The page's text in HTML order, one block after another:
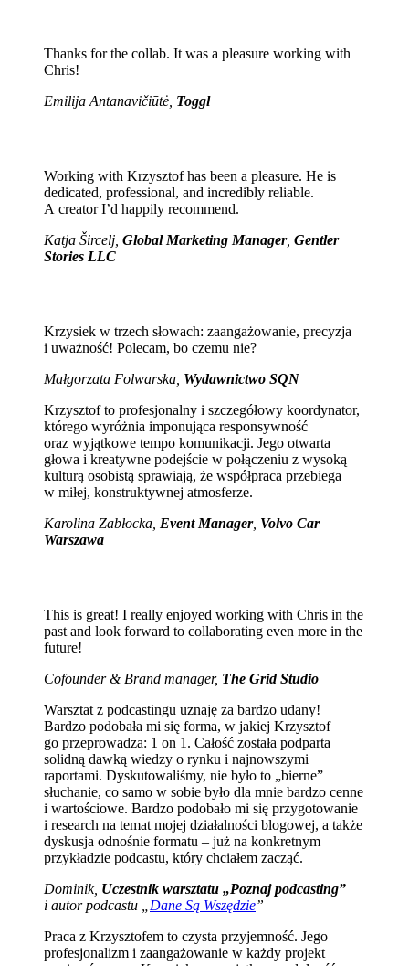
Thanks for the collab. It was a pleasure working with
Chris!
Emilija Antanavičiūtė, Toggl
Working with Krzysztof has been a pleasure. He is
dedicated, professional, and incredibly reliable.
A creator I’d happily recommend.
Katja Šircelj, Global Marketing Manager, Gentler
Stories LLC
Krzysiek w trzech słowach: zaangażowanie, precyzja
i uważność! Polecam, bo czemu nie?
Małgorzata Folwarska, Wydawnictwo SQN
Krzysztof to profesjonalny i szczegółowy koordynator,
którego wyróżnia imponująca responsywność
oraz wyjątkowe tempo komunikacji. Jego otwarta
głowa i kreatywne podejście w połączeniu z wysoką
kulturą osobistą sprawiają, że współpraca przebiega
w miłej, konstruktywnej atmosferze.
Karolina Zabłocka, Event Manager, Volvo Car
Warszawa
This is great! I really enjoyed working with Chris in the
past and look forward to collaborating even more in the
future!
Cofounder & Brand manager, The Grid Studio
Warsztat z podcastingu uznaję za bardzo udany!
Bardzo podobała mi się forma, w jakiej Krzysztof
go przeprowadza: 1 on 1. Całość została podparta
solidną dawką wiedzy o rynku i najnowszymi
raportami. Dyskutowaliśmy, nie było to „bierne”
słuchanie, co samo w sobie było dla mnie bardzo cenne
i wartościowe. Bardzo podobało mi się przygotowanie
i research na temat mojej działalności blogowej, a także
dyskusja odnośnie formatu – już na konkretnym
przykładzie podcastu, który chciałem zacząć.
Dominik, Uczestnik warsztatu „Poznaj podcasting”
i autor podcastu „ Dane Są Wszędzie”
Praca z Krzysztofem to czysta przyjemność. Jego
profesjonalizm i zaangażowanie w każdy projekt